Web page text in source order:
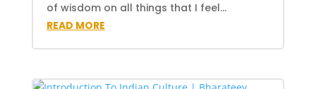
of wisdom on all things that I feel...
READ MORE